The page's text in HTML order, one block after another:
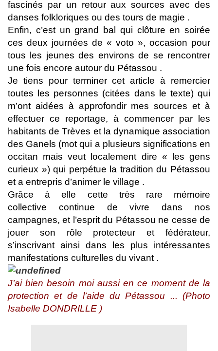
fascinés par un retour aux sources avec des
danses folkloriques ou des tours de magie .
Enfin, c’est un grand bal qui clôture en soirée
ces deux journées de « voto », occasion pour
tous les jeunes des environs de se rencontrer
une fois encore autour du Pétassou .
Je tiens pour terminer cet article à remercier
toutes les personnes (citées dans le texte) qui
m’ont aidées à approfondir mes sources et à
effectuer ce reportage, à commencer par les
habitants de Trèves et la dynamique association
des Ganels (mot qui a plusieurs significations en
occitan mais veut localement dire « les gens
curieux ») qui perpétue la tradition du Pétassou
et a entrepris d’animer le village .
Grâce à elle cette très rare mémoire
collective continue de vivre dans nos
campagnes, et l’esprit du Pétassou ne cesse de
jouer son rôle protecteur et fédérateur,
s’inscrivant ainsi dans les plus intéressantes
manifestations culturelles du vivant .
J’ai bien besoin moi aussi en ce moment de la
protection et de l’aide du Pétassou ... (Photo
Isabelle DONDRILLE )